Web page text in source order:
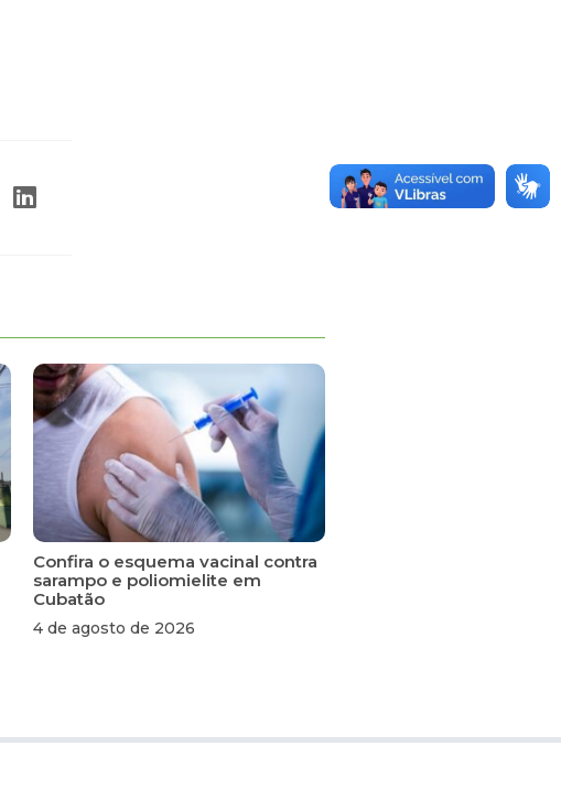
Confira o esquema vacinal contra
sarampo e poliomielite em
Cubatão
4 de agosto de 2026